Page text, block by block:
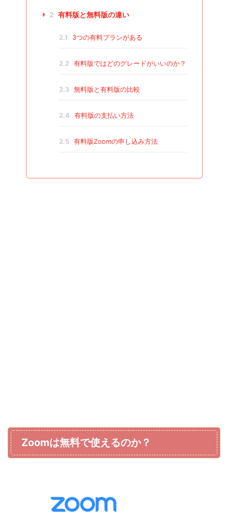
2 有料版と無料版の違い
2.1 3つの有料プランがある
2.2 有料版ではどのグレードがいいのか？
2.3 無料版と有料版の比較
2.4 有料版の支払い方法
2.5 有料版Zoomの申し込み方法
Zoomは無料で使えるのか？